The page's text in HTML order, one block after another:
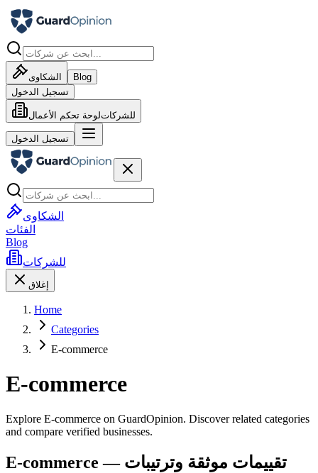
الشكاوى
Blog
تسجيل الدخول
للشركاتلوحة تحكم الأعمال
تسجيل الدخول
الشكاوى
الفئات
Blog
للشركات
إغلاق
Home
Categories
E-commerce
E-commerce
Explore E-commerce on GuardOpinion. Discover related categories
and compare verified businesses.
E-commerce — تقييمات موثقة وترتيبات